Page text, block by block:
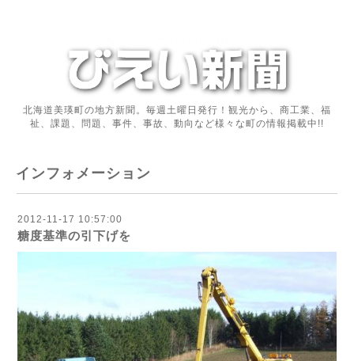
北海道美瑛町の地方新聞。毎週土曜日発行！観光から、商工業、福
祉、課題、問題、事件、事故、動向など様々な町の情報掲載中!!
インフォメーション
2012-11-17 10:57:00
糖度基準の引下げを